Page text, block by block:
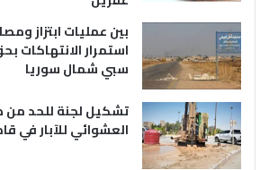
بين عمليات ابتزاز
استمرار الانتهاكات
سبي شمال سوريا
تشكيل لجنة للحد من
العشوائي للآبار في